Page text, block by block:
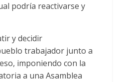
podría reactivarse y
y decidir
trabajador junto a
imponiendo con la
a una Asamblea